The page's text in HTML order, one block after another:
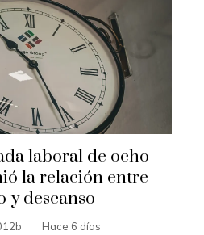
laboral de ocho
la relación entre
y descanso
Hace 6 días